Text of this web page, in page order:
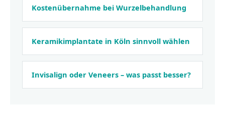
Kostenübernahme bei Wurzelbehandlung
Keramikimplantate in Köln sinnvoll wählen
Invisalign oder Veneers – was passt besser?